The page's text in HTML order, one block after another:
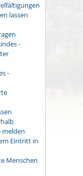
lassen
-
-
melden
Eintritt in
Menschen